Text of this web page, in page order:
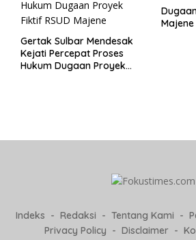
Gertak Sulbar Mendesak
Kejati Percepat Proses
Hukum Dugaan Proyek
Indeks Redaksi Tentang Kami
Privacy Policy
Disclaimer